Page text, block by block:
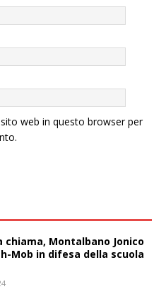
web in questo browser per
chiama, Montalbano Jonico
Mob in difesa della scuola